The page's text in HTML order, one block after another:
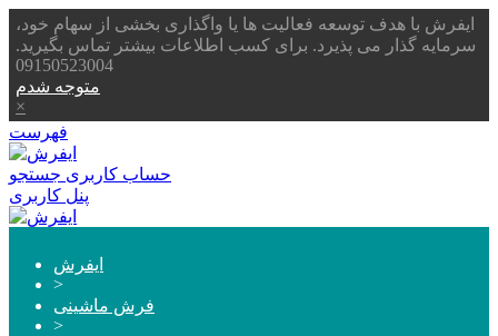
ایفرش با هدف توسعه فعالیت ها یا واگذاری بخشی از سهام خود،
سرمایه گذار می پذیرد. برای کسب اطلاعات بیشتر تماس بگیرید.
09150523004
متوجه شدم
×
فهرست
حساب کاربری جستجو
پنل کاربری
ایفرش
>
فرش ماشینی
>